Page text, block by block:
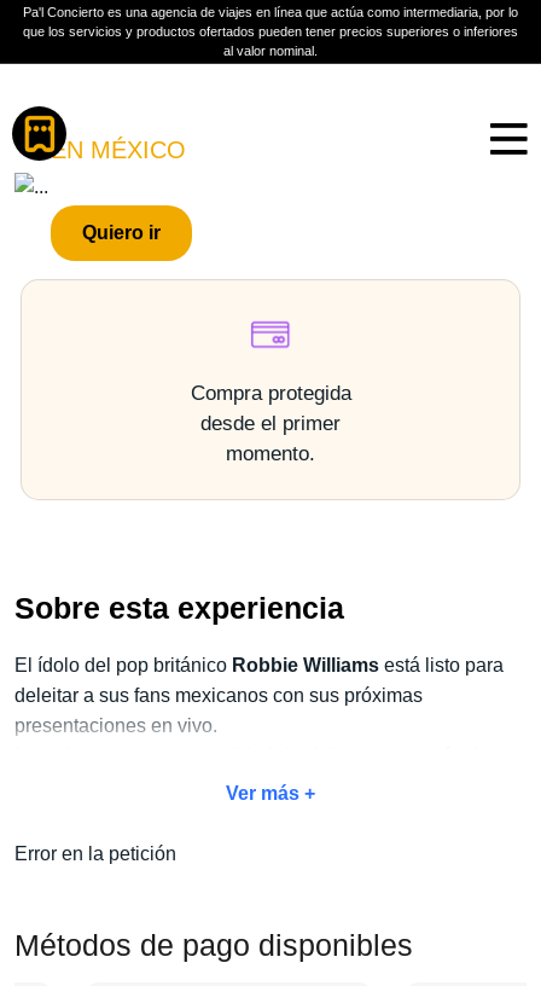
Pa'l Concierto es una agencia de viajes en línea que actúa como intermediaria, por lo
que los servicios y productos ofertados pueden tener precios superiores o inferiores
al valor nominal.
Boletos
ROBBIE WILLIAMS
EN MÉXICO
Quiero ir
Compra protegida
desde el primer
momento.
Sobre esta experiencia
El ídolo del pop británico Robbie Williams está listo para
deleitar a sus fans mexicanos con sus próximas
presentaciones en vivo.
nuestro exclusivo paquete Concierto
sino también de todas las amenidades adicionales que
Elige tu categoría de boleto favorita, selecciona el hotel que
más te guste y agrega las actividades extras que desees.
Ver más +
Error en la petición
Métodos de pago disponibles